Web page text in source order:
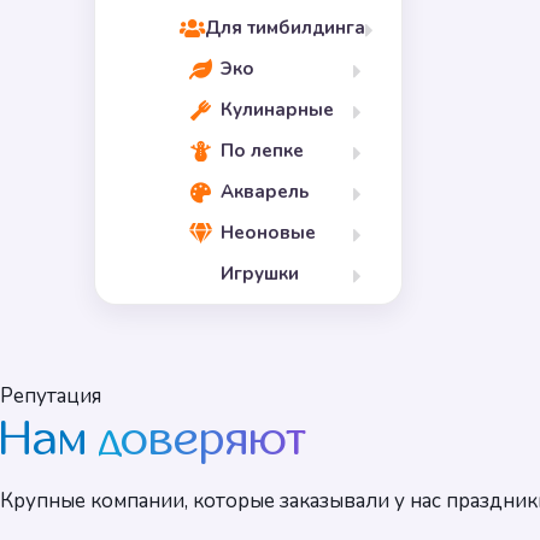
Для тимбилдинга
Эко
Кулинарные
По лепке
Акварель
Неоновые
Игрушки
Репутация
Нам доверяют
Крупные компании, которые заказывали у нас